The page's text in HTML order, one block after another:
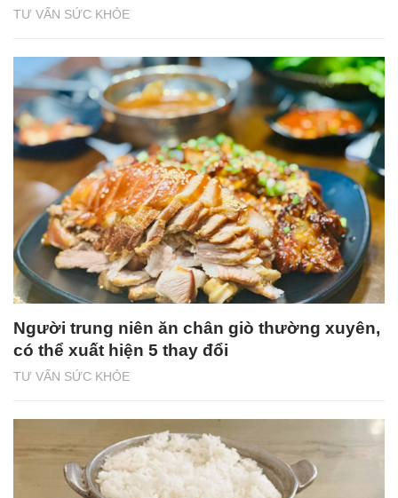
TƯ VẤN SỨC KHỎE
TƯ VẤN SỨC KHỎE
Người trung niên ăn chân giò thường xuyên,
có thể xuất hiện 5 thay đổi